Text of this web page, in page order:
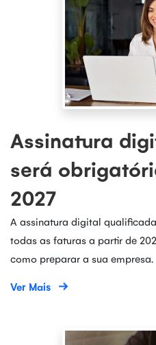
Assinatura
será
2027
A assinatura digital
todas as faturas a partir de
como preparar a sua empresa.
Ver Mais